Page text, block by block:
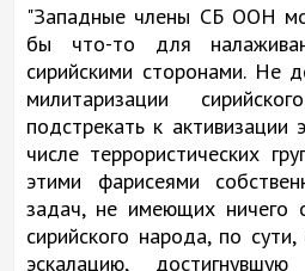
"Западные члены СБ ООН
бы что-то для
сирийскими сторонами. Не
милитаризации
подстрекать к активизации
числе террористических
этими фарисеями
задач, не имеющих ничего
сирийского народа, по
эскалацию,